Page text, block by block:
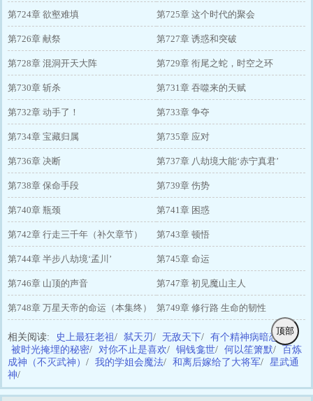
第724章 欲壑难填 第725章 这个时代的聚会
第726章 献祭 第727章 诱惑和突破
第728章 混洞开天大阵 第729章 衔尾之蛇，时空之环
第730章 斩杀 第731章 吞噬来的天赋
第732章 动手了！ 第733章 争夺
第734章 宝藏归属 第735章 应对
第736章 决断 第737章 八劫境大能‘赤宁真君’
第738章 保命手段 第739章 伤势
第740章 瓶颈 第741章 困惑
第742章 行走三千年（补欠章节） 第743章 顿悟
第744章 半步八劫境‘孟川’ 第745章 命运
第746章 山顶的声音 第747章 初见魔山主人
第748章 万星天帝的命运（本集终） 第749章 修行路 生命的韧性
相关阅读: 史上最狂老祖 / 弑天刃 / 无敌天下/ 有个精神病暗恋我/
被时光掩埋的秘密/ 对你不止是喜欢/ 铜钱龛世/ 何以笙箫默/
百炼
成神（不灭武神） / 我的学姐会魔法/ 和离后嫁给了大将军/ 星武通
神/
顶部